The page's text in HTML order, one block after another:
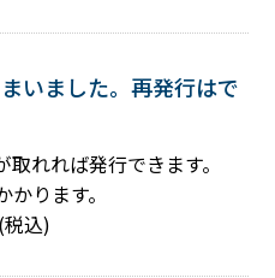
いました。再発行はで
れれば発行できます。
ります。
込)